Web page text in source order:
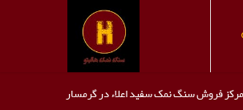
مرکز فروش سنگ نمک سفید اعلاء در گرمسار